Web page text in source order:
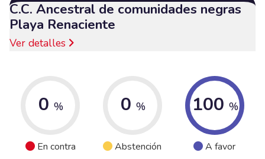
C.C. Ancestral de comunidades negras
Playa Renaciente
Ver detalles
0 %
En contra
0 %
Abstención
100 %
A favor